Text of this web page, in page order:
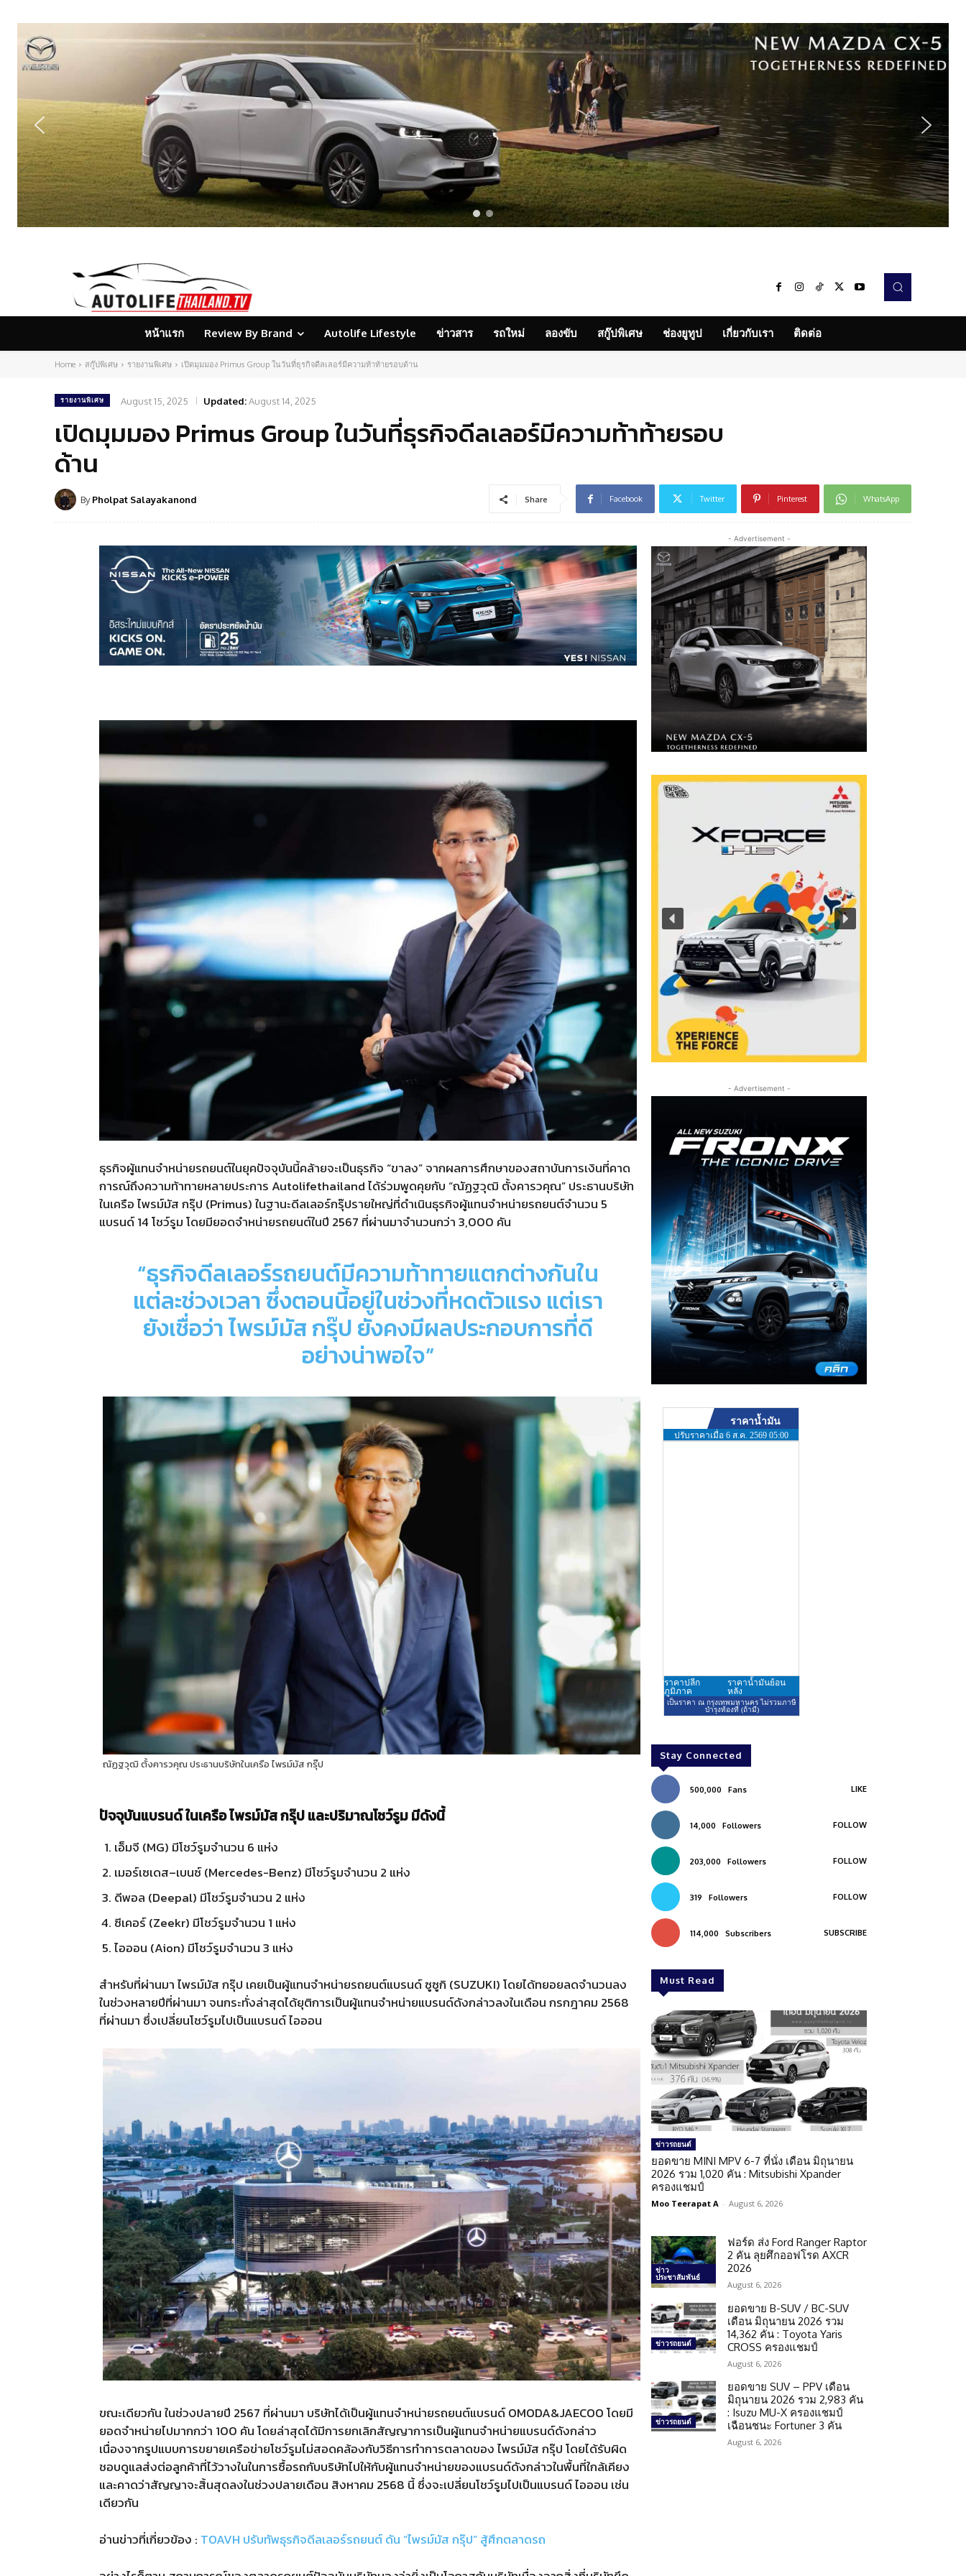
หน้าแรก Review By Brand Autolife Lifestyle ข่าวสาร รถใหม่ ลองขับ สกู๊ปพิเศษ ช่องยูทูป เกี่ยวกับเรา ติดต่อ
Home สกู๊ปพิเศษ รายงานพิเศษ เปิดมุมมอง Primus Group ในวันที่ธุรกิจดีลเลอร์มีความท้าท้ายรอบด้าน
รายงานพิเศษ August 15, 2025 Updated: August 14, 2025
เปิดมุมมอง Primus Group ในวันที่ธุรกิจดีลเลอร์มีความท้าท้ายรอบ
ด้าน
By Pholpat Salayakanond Share Facebook Twitter Pinterest WhatsApp
ธุรกิจผู้แทนจำหน่ายรถยนต์ในยุคปัจจุบันนี้คล้ายจะเป็นธุรกิจ “ขาลง”จากผลการศึกษาของสถาบันการเงินที่คาด
การณ์ถึงความท้าทายหลายประการ Autolifethailandได้ร่วมพูดคุยกับ “ณัฏฐวุฒิ ตั้งคารวคุณ”ประธานบริษัท
ในเครือ ไพรม์มัส กรุ๊ป (Primus)ในฐานะดีลเลอร์กรุ๊ปรายใหญ่ที่ดำเนินธุรกิจผู้แทนจำหน่ายรถยนต์จำนวน 5
แบรนด์14โชว์รูม โดยมียอดจำหน่ายรถยนต์ในปี 2567 ที่ผ่านมาจำนวนกว่า3,000 คัน
“ธุรกิจดีลเลอร์รถยนต์มีความท้าทายแตกต่างกันใน
แต่ละช่วงเวลา ซึ่งตอนนี้อยู่ในช่วงที่หดตัวแรง แต่เรา
ยังเชื่อว่า ไพรม์มัส กรุ๊ป ยังคงมีผลประกอบการที่ดี
อย่างน่าพอใจ”
ณัฏฐวุฒิ ตั้งคารวคุณ ประธานบริษัทในเครือ ไพรม์มัส กรุ๊ป
ปัจจุบันแบรนด์ ในเครือ ไพรม์มัส กรุ๊ป และปริมาณโชว์รูม มีดังนี้
เอ็มจี (MG) มีโชว์รูมจำนวน 6 แห่ง
เมอร์เซเดส–เบนซ์(Mercedes-Benz) มีโชว์รูมจำนวน 2 แห่ง
ดีพอล (Deepal) มีโชว์รูมจำนวน 2 แห่ง
ซีเคอร์(Zeekr) มีโชว์รูมจำนวน 1 แห่ง
ไอออน (Aion) มีโชว์รูมจำนวน3 แห่ง
สำหรับที่ผ่านมา ไพรม์มัส กรุ๊ป เคยเป็นผู้แทนจำหน่ายรถยนต์แบรนด์ ซูซูกิ (SUZUKI)โดยได้ทยอยลดจำนวนลง
ในช่วงหลายปีที่ผ่านมา จนกระทั่งล่าสุดได้ยุติการเป็นผู้แทนจำหน่ายแบรนด์ดังกล่าวลงในเดือน กรกฎาคม 2568
ที่ผ่านมา ซึ่งเปลี่ยนโชว์รูมไปเป็นแบรนด์ ไอออน
ขณะเดียวกัน ในช่วงปลายปี 2567 ที่ผ่านมา บริษัทได้เป็นผู้แทนจำหน่ายรถยนต์แบรนด์OMODA&JAECOOโดยมี
ยอดจำหน่ายไปมากกว่า 100 คัน โดยล่าสุดได้มีการยกเลิกสัญญาการเป็นผู้แทนจำหน่ายแบรนด์ดังกล่าว
เนื่องจากรูปแบบการขยายเครือข่ายโชว์รูมไม่สอดคล้องกับวิธีการทำการตลาดของ ไพรม์มัส กรุ๊ป โดยได้รับผิด
ชอบดูแลส่งต่อลูกค้าที่ไว้วางในในการซื้อรถกับบริษัทไปให้กับผู้แทนจำหน่ายของแบรนด์ดังกล่าวในพื้นที่ใกล้เคียง
และคาดว่าสัญญาจะสิ้นสุดลงในช่วงปลายเดือน สิงหาคม 2568 นี้ ซึ่งจะเปลี่ยนโชว์รูมไปเป็นแบรนด์ ไอออน เช่น
เดียวกัน
อ่านข่าวที่เกี่ยวข้อง : TOAVH ปรับทัพธุรกิจดีลเลอร์รถยนต์ ดัน “ไพรม์มัส กรุ๊ป” สู้ศึกตลาดรถ
- Advertisement -
- Advertisement -
Stay Connected
500,000 Fans LIKE
14,000 Followers FOLLOW
203,000 Followers FOLLOW
319 Followers FOLLOW
114,000 Subscribers SUBSCRIBE
Must Read
ข่าวรถยนต์
ยอดขาย MINI MPV 6-7 ที่นั่ง เดือน มิถุนายน
2026 รวม 1,020 คัน : Mitsubishi Xpander
ครองแชมป์
Moo Teerapat A - August 6, 2026
ข่าว
ประชาสัมพันธ์
ฟอร์ด ส่ง Ford Ranger Raptor
2 คัน ลุยศึกออฟโรด AXCR
2026
August 6, 2026
ข่าวรถยนต์
ยอดขาย B-SUV / BC-SUV
เดือน มิถุนายน 2026 รวม
14,362 คัน : Toyota Yaris
CROSS ครองแชมป์
August 6, 2026
ข่าวรถยนต์
ยอดขาย SUV – PPV เดือน
มิถุนายน 2026 รวม 2,983 คัน
: Isuzu MU-X ครองแชมป์
เฉือนชนะ Fortuner 3 คัน
August 6, 2026